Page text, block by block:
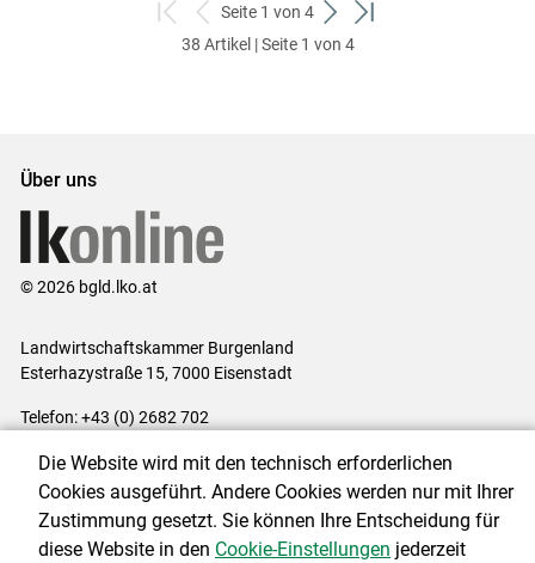
zum
ersten
zurück
zum
Seite 1 von 4
weiter
zum
zum
38 Artikel | Seite 1 von 4
Über uns
© 2026 bgld.lko.at
Landwirtschaftskammer Burgenland
Esterhazystraße 15, 7000 Eisenstadt
Telefon: +43 (0) 2682 702
Impressum|Kontakt|Datenschutzerklärung|Barrierefreiheit|
Cookie-Einstellungen
Die Website wird mit den technisch erforderlichen
Cookies ausgeführt. Andere Cookies werden nur mit Ihrer
Zustimmung gesetzt. Sie können Ihre Entscheidung für
diese Website in den Cookie-Einstellungen jederzeit